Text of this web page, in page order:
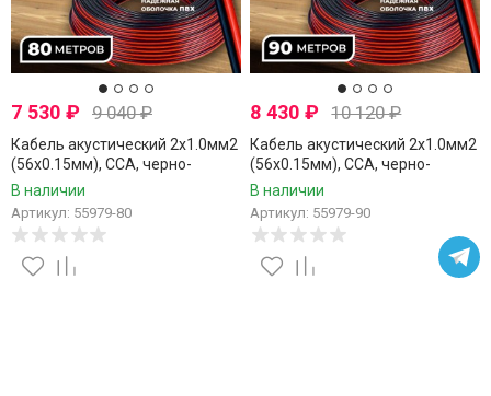
7 530 ₽ 9 040₽
Кабель акустический 2x1.0мм2
(56x0.15мм), CCA, черно-
красный, Technolink, 80 метров
В наличии
Артикул: 55979-80
8 430₽ 10 120₽
Кабель акустический 2x1.0мм2
(56x0.15мм), CCA, черно-
красный, Technolink, 90 метров
В наличии
Артикул: 55979-90